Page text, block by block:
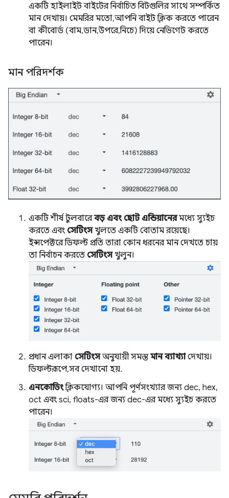
একটি হাইলাইট বাইটের নির্বাচিত বিটগুলির সাথে সম্পর্কিত
মান দেখায়। মেমরির মতো, আপনি বাইট ক্লিক করতে পারেন
বা কীবোর্ড (বাম, ডান, উপরে, নিচে) দিয়ে নেভিগেট করতে
পারেন।
মান পরিদর্শক
একটি শীর্ষ টুলবারেবড় এবং ছোট এন্ডিয়ানেরমধ্যে স্যুইচ
করতে এবং সেটিংসখুলতে একটি বোতাম রয়েছে।
ইন্সপেক্টরে ডিফল্ট প্রতি তারা কোন ধরনের মান দেখতে চায়
তা নির্বাচন করতে সেটিংসখুলুন।
প্রধান এলাকা সেটিংসঅনুযায়ী সমস্তমান ব্যাখ্যাদেখায়।
ডিফল্টরূপে, সব দেখানো হয়.
এনকোডিংক্লিকযোগ্য। আপনি পূর্ণসংখ্যার জন্য dec, hex,
oct এবং sci, floats-এর জন্য dec-এর মধ্যে স্যুইচ করতে
পারেন।